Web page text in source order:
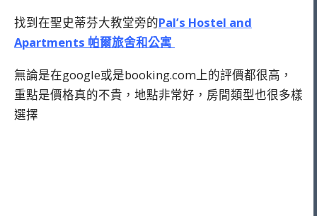
找到在聖史蒂芬大教堂旁的Pal’s Hostel and
Apartments 帕爾旅舍和公寓
無論是在google或是booking.com上的評價都很高，
重點是價格真的不貴，地點非常好，房間類型也很多樣
選擇